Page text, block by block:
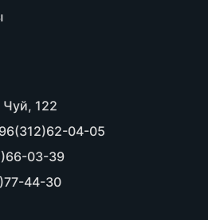
Чуй, 122
04-05
03-39
44-30